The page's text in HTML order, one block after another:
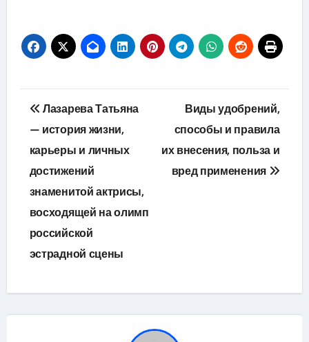
Навигация
по
записям
Лазарева Татьяна
— история жизни,
карьеры и личных
достижений
знаменитой актрисы,
восходящей на олимп
российской
эстрадной сцены
Виды удобрений,
способы и правила
их внесения, польза и
вред применения